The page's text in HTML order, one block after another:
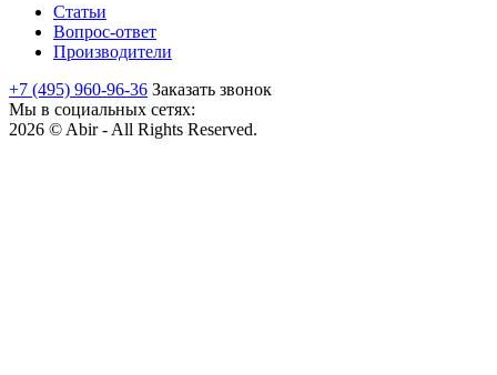
Статьи
Вопрос-ответ
Производители
+7 (495) 960-96-36 Заказать звонок
Мы в социальных сетях:
2026 © Abir - All Rights Reserved.